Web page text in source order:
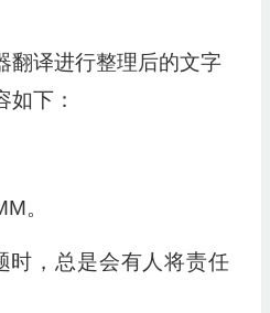
翻译进行整理后的文字
如下：
。
时，总是会有人将责任